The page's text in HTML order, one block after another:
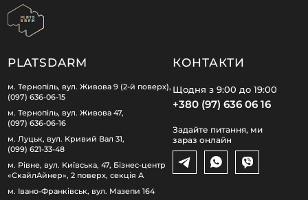
PLATSDARM
м. Тернопіль, вул. Живова 9 (2-й поверх),
(097) 636-06-15
м. Тернопіль, вул. Живова 47,
(097) 636-06-16
м. Луцьк, вул. Кривий Вал 31,
(099) 621-33-48
м. Рівне, вул. Київська, 47, Бізнес-центр
«СкайлАйнер», 2 поверх, секція А
м. Івано-Франківськ, вул. Мазепи 164
КОНТАКТИ
Щодня з 9:00 до 19:00
+380 (97) 636 06 16
Задайте питання, ми
зараз онлайн